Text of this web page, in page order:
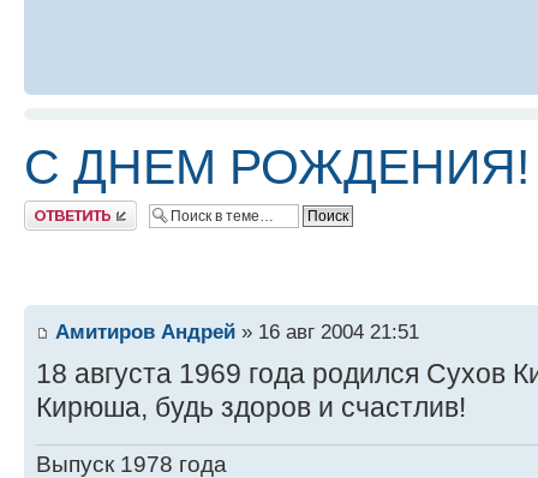
C ДНЕМ РОЖДЕНИЯ!
Ответить
Амитиров Андрей » 16 авг 2004 21:51
18 августа 1969 года родился Сухов
Кирюша, будь здоров и счастлив!
Выпуск 1978 года